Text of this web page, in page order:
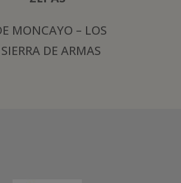
MONCAYO – LOS
DE ARMAS